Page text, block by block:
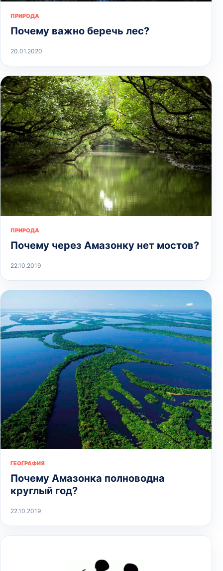
ПРИРОДА
Почему важно беречь лес?
20.01.2020
ПРИРОДА
Почему через Амазонку нет мостов?
22.10.2019
ГЕОГРАФИЯ
Почему Амазонка полноводна
круглый год?
22.10.2019